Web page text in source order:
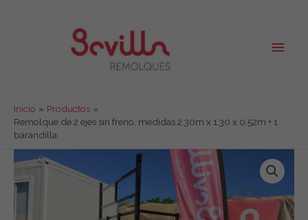
Inicio
Productos
Remolque de 2 ejes sin freno, medidas 2.30m x 1.30 x 0.52m + 1
barandilla.